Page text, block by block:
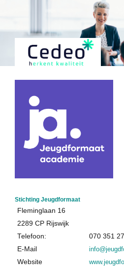
Home
Alle Cedeo-erkende
Alle opleidingen van
Kennisdossiers over opleiden
Informatie over het
Over
Privacy
Contact
Stichting Jeugdformaat
Fleminglaan 16
2289 CP Rijswijk
Telefoon:
070 351
E-Mail
Website